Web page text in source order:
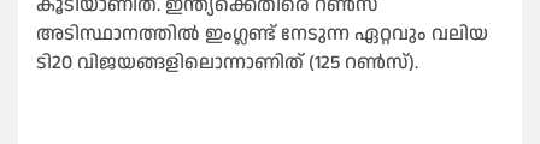
കൂടിയാണിത്. ഇന്ത്യക്കെതിരെ റണ്‍സ്
അടിസ്ഥാനത്തില്‍ ഇംഗ്ലണ്ട് നേടുന്ന ഏറ്റവും വലിയ
ടി20 വിജയങ്ങളിലൊന്നാണിത് (125 റണ്‍സ്).